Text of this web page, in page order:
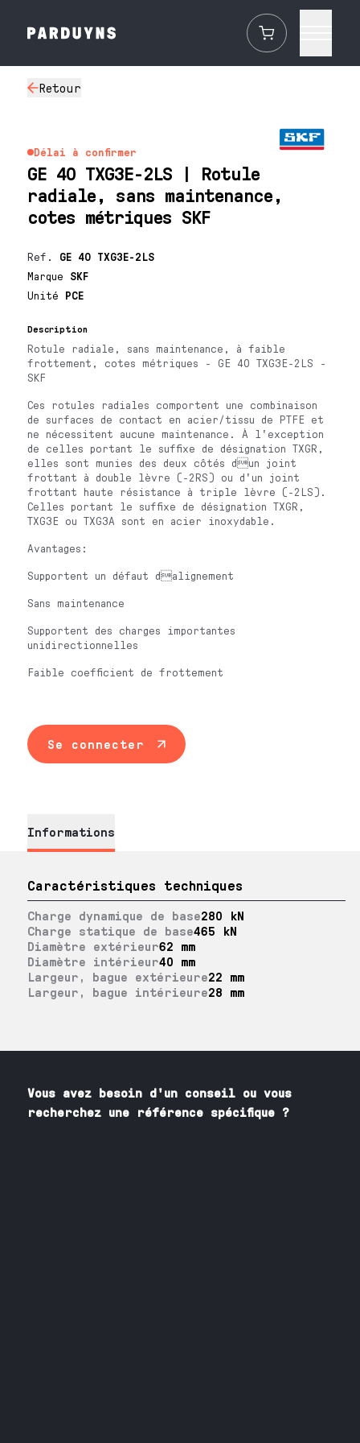
Retour
Délai à confirmer
GE 40 TXG3E-2LS | Rotule
radiale, sans maintenance,
cotes métriques SKF
Ref. GE 40 TXG3E-2LS
Marque SKF
Unité PCE
Description
Rotule radiale, sans maintenance, à faible
frottement, cotes métriques - GE 40 TXG3E-2LS -
SKF
Ces rotules radiales comportent une combinaison
de surfaces de contact en acier/tissu de PTFE et
ne nécessitent aucune maintenance. À l'exception
de celles portant le suffixe de désignation TXGR,
elles sont munies des deux côtés dun joint
frottant à double lèvre (-2RS) ou d'un joint
frottant haute résistance à triple lèvre (-2LS).
Celles portant le suffixe de désignation TXGR,
TXG3E ou TXG3A sont en acier inoxydable.
Avantages:
Supportent un défaut dalignement
Sans maintenance
Supportent des charges importantes
unidirectionnelles
Faible coefficient de frottement
Se connecter
Informations
Caractéristiques techniques
Charge dynamique de base280 kN
Charge statique de base465 kN
Diamètre extérieur62 mm
Diamètre intérieur40 mm
Largeur, bague extérieure22 mm
Largeur, bague intérieure28 mm
Vous avez besoin d'un conseil ou vous
recherchez une référence spécifique ?